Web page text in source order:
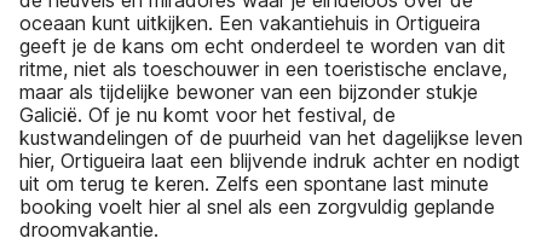
oceaan kunt uitkijken. Een vakantiehuis in Ortigueira
geeft je de kans om echt onderdeel te worden van dit
ritme, niet als toeschouwer in een toeristische enclave,
maar als tijdelijke bewoner van een bijzonder stukje
Galicië. Of je nu komt voor het festival, de
kustwandelingen of de puurheid van het dagelijkse leven
hier, Ortigueira laat een blijvende indruk achter en nodigt
uit om terug te keren. Zelfs een spontane last minute
booking voelt hier al snel als een zorgvuldig geplande
droomvakantie.